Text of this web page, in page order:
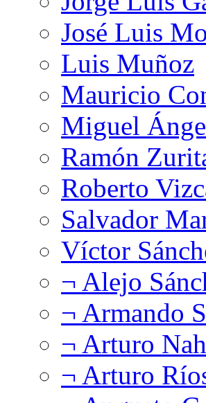
José Luis
Luis Muñoz
Mauricio
Miguel
Ramón
Roberto
Salvador
Víctor
¬ Alejo
¬ Armando
¬ Arturo
¬ Arturo